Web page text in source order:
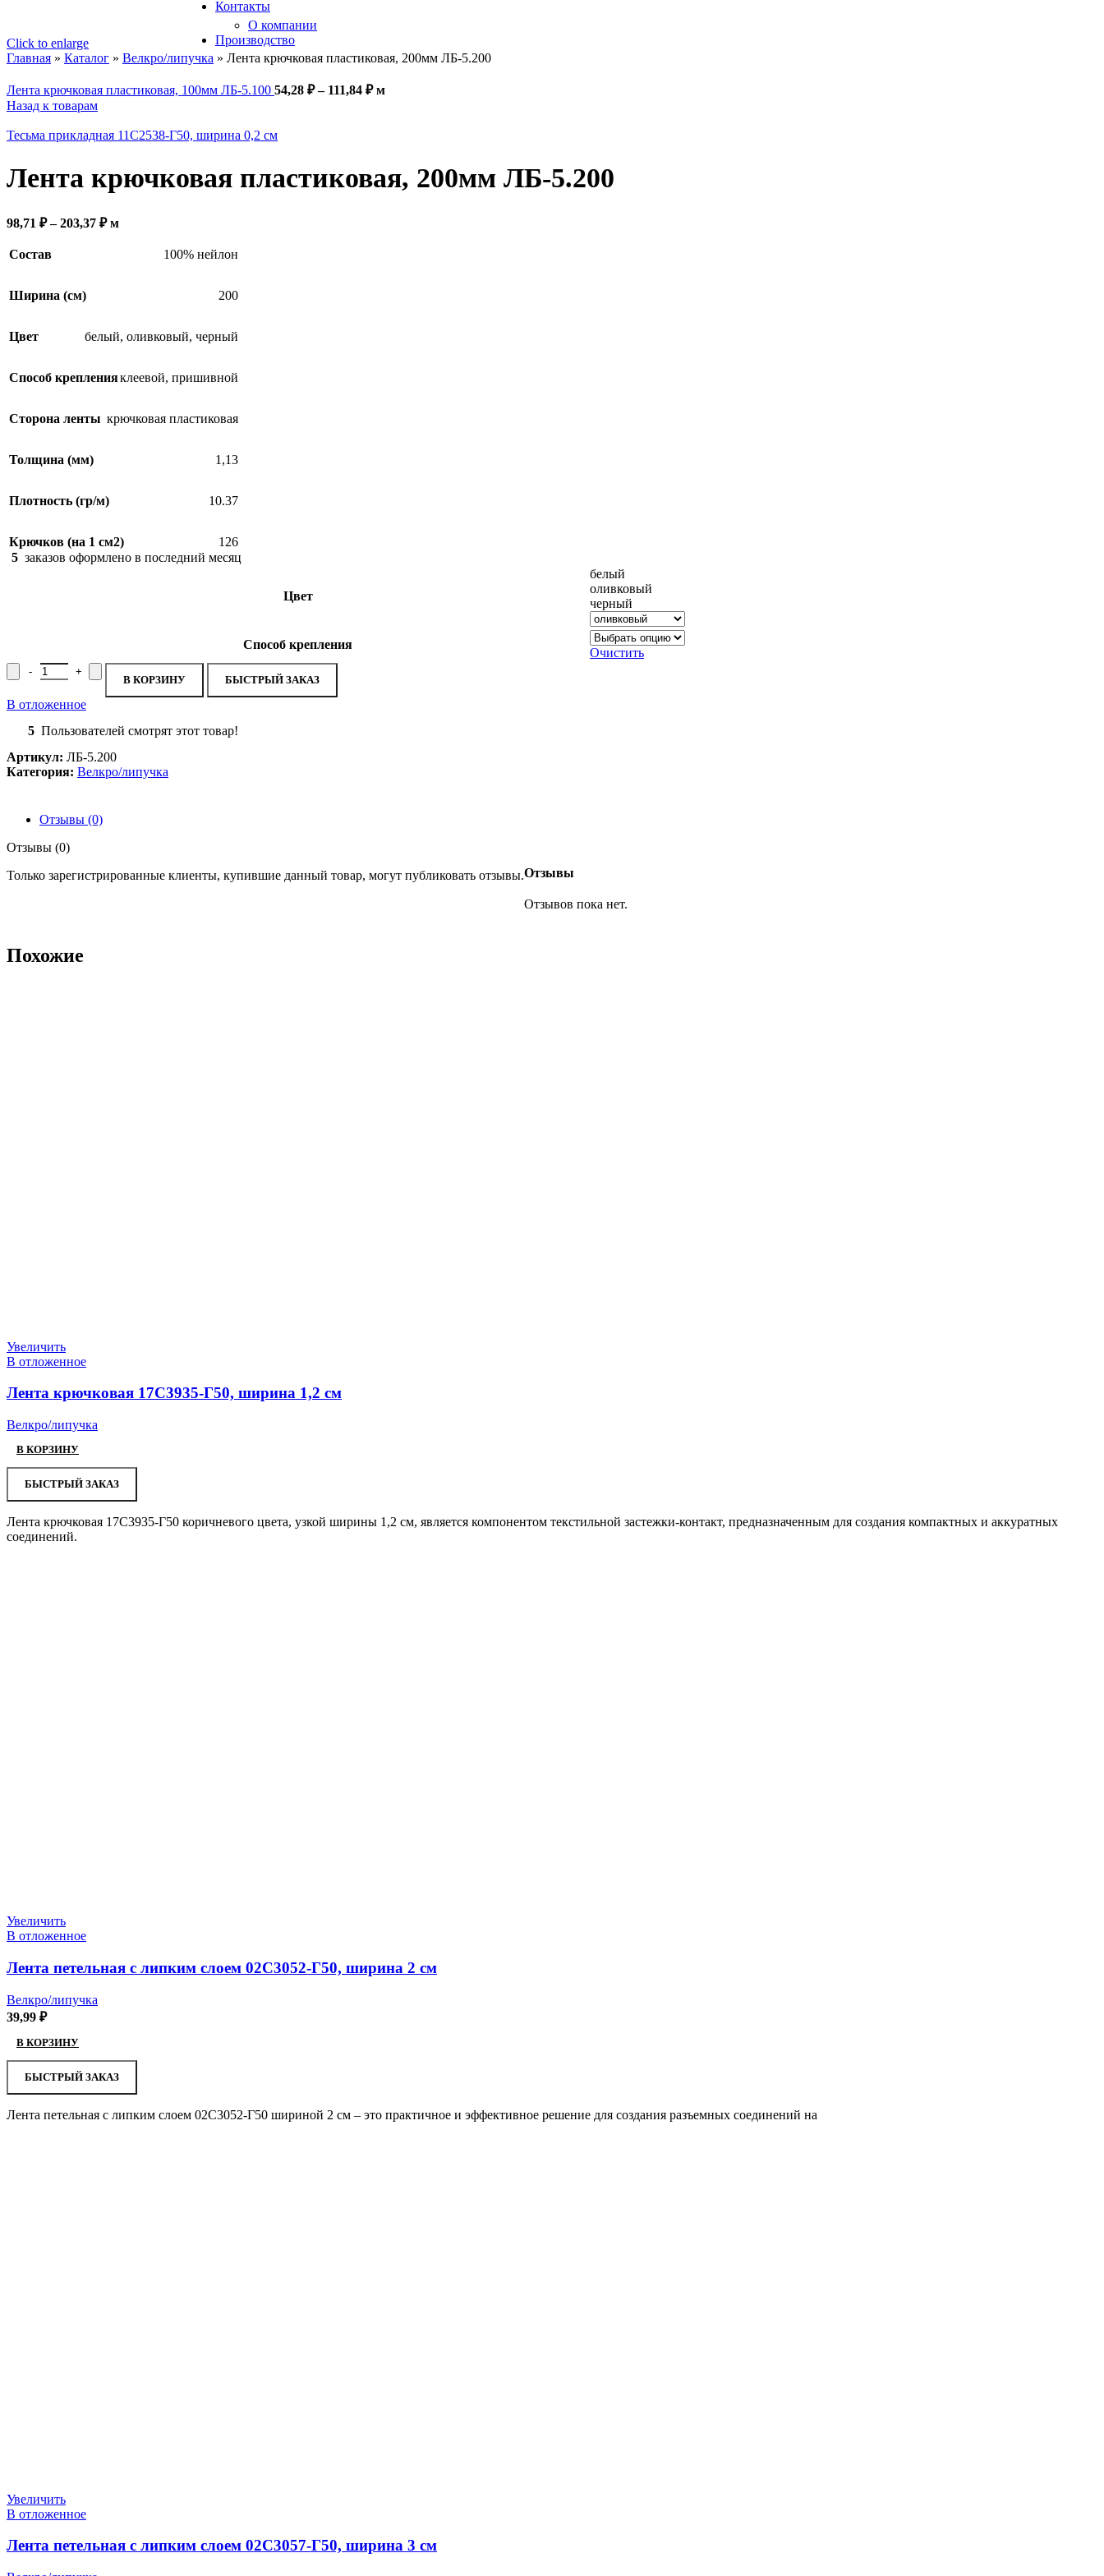
Контакты
О компании
Производство
Click to enlarge
Главная » Каталог » Велкро/липучка » Лента крючковая пластиковая, 200мм ЛБ-5.200
Лента крючковая пластиковая, 100мм ЛБ-5.100 54,28 ₽ – 111,84 ₽Диапазон
м
Назад к товарам
Тесьма прикладная 11С2538-Г50, ширина 0,2 см
Лента крючковая пластиковая, 200мм ЛБ-5.200
98,71 ₽ – 203,37 ₽Диапазон
м
Состав 100% нейлон
Ширина (см) 200
Цвет белый, оливковый, черный
Способ крепленияклеевой, пришивной
Сторона ленты крючковая пластиковая
Толщина (мм) 1,13
Плотность (гр/м) 10.37
Крючков (на 1 см2)
126
5 заказов оформлено в последний месяц
Цвет
белый
оливковый
черный
Способ крепления
Очистить
Количество товара Лента крючковая пластиковая, 200мм ЛБ-5.200
В КОРЗИНУ БЫСТРЫЙ ЗАКАЗ
В отложенное
5 Пользователей смотрят этот товар!
Артикул: ЛБ-5.200
Категория: Велкро/липучка
Отзывы (0)
Отзывы (0)
Отзывы
Отзывов пока нет.
Только зарегистрированные клиенты, купившие данный товар, могут публиковать отзывы.
Похожие
Увеличить
В отложенное
Лента крючковая 17С3935-Г50, ширина 1,2 см
Велкро/липучка
В КОРЗИНУ
БЫСТРЫЙ ЗАКАЗ
Лента крючковая 17С3935-Г50 коричневого цвета, узкой ширины 1,2 см, является компонентом текстильной застежки-контакт, предназначенным для создания компактных и аккуратных
соединений.
Увеличить
В отложенное
Лента петельная с липким слоем 02С3052-Г50, ширина 2 см
Велкро/липучка
39,99 ₽
В КОРЗИНУ
БЫСТРЫЙ ЗАКАЗ
Лента петельная с липким слоем 02С3052-Г50 шириной 2 см – это практичное и эффективное решение для создания разъемных соединений на
Увеличить
В отложенное
Лента петельная с липким слоем 02С3057-Г50, ширина 3 см